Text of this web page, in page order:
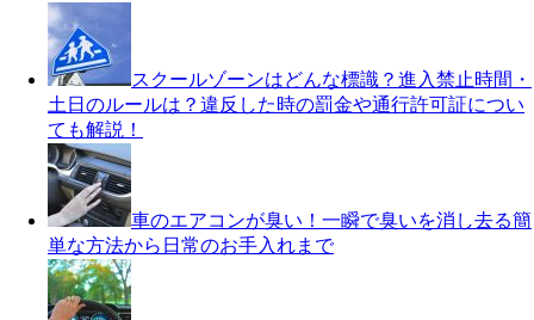
スクールゾーンはどんな標識？進入禁止時間・
土日のルールは？違反した時の罰金や通行許可証につい
ても解説！
車のエアコンが臭い！一瞬で臭いを消し去る簡
単な方法から日常のお手入れまで